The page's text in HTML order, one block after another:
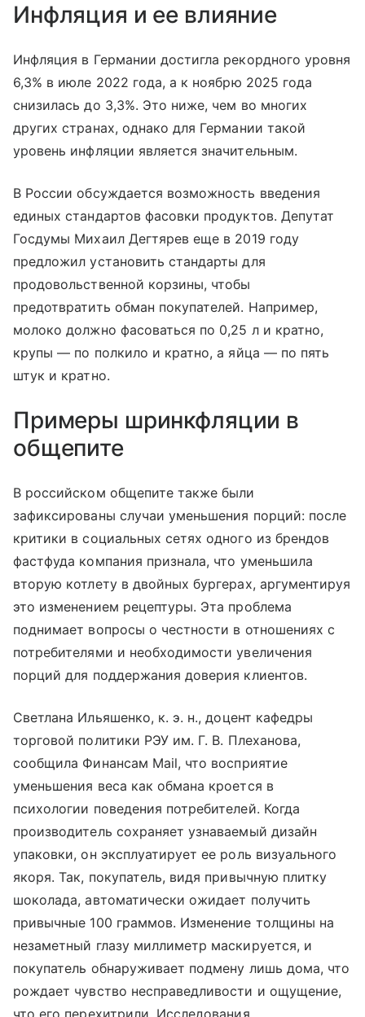
Инфляция и ее влияние
Инфляция в Германии достигла рекордного уровня
6,3% в июле 2022 года, а к ноябрю 2025 года
снизилась до 3,3%. Это ниже, чем во многих
других странах, однако для Германии такой
уровень инфляции является значительным.
В России обсуждается возможность введения
единых стандартов фасовки продуктов. Депутат
Госдумы Михаил Дегтярев еще в 2019 году
предложил установить стандарты для
продовольственной корзины, чтобы
предотвратить обман покупателей. Например,
молоко должно фасоваться по 0,25 л и кратно,
крупы — по полкило и кратно, а яйца — по пять
штук и кратно.
Примеры шринкфляции в
общепите
В российском общепите также были
зафиксированы случаи уменьшения порций: после
критики в социальных сетях одного из брендов
фастфуда компания признала, что уменьшила
вторую котлету в двойных бургерах, аргументируя
это изменением рецептуры. Эта проблема
поднимает вопросы о честности в отношениях с
потребителями и необходимости увеличения
порций для поддержания доверия клиентов.
Светлана Ильяшенко, к. э. н., доцент кафедры
торговой политики РЭУ им. Г. В. Плеханова,
сообщила Финансам Mail, что восприятие
уменьшения веса как обмана кроется в
психологии поведения потребителей. Когда
производитель сохраняет узнаваемый дизайн
упаковки, он эксплуатирует ее роль визуального
якоря. Так, покупатель, видя привычную плитку
шоколада, автоматически ожидает получить
привычные 100 граммов. Изменение толщины на
незаметный глазу миллиметр маскируется, и
покупатель обнаруживает подмену лишь дома, что
рождает чувство несправедливости и ощущение,